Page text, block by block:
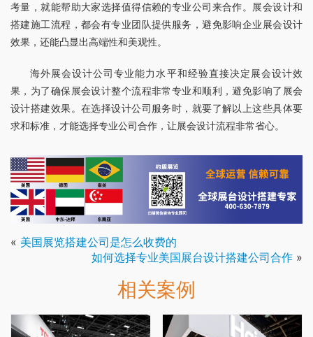
考量，就能帮助大家选择值得信赖的专业公司来合作。展会设计和
搭建施工流程，都会有专业团队提供服务，避免影响企业展会设计
效果，还能凸显出高端性和美观性。
海外展会设计公司专业能力水平和经验直接决定展会设计效
果，为了确保展会设计整个流程非常专业和顺利，避免影响了展会
设计搭建效果。在选择设计公司服务时，就要了解以上这些具体要
求和标准，才能选择专业公司合作，让展会设计流程非常省心。
« 美国展览搭建公司是怎么收费的
如何选择专业美国展台设计搭建公司合作 »
相关案例